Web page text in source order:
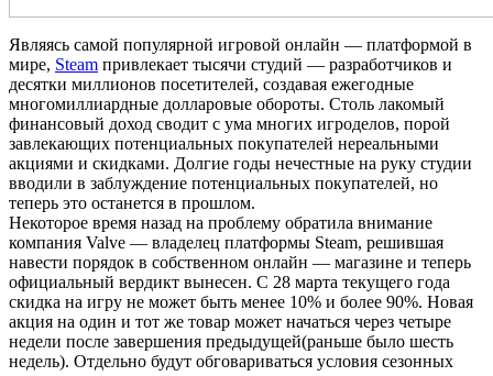
Являясь самой популярной игровой онлайн — платформой в
мире, Steam привлекает тысячи студий — разработчиков и
десятки миллионов посетителей, создавая ежегодные
многомиллиардные долларовые обороты. Столь лакомый
финансовый доход сводит с ума многих игроделов, порой
завлекающих потенциальных покупателей нереальными
акциями и скидками. Долгие годы нечестные на руку студии
вводили в заблуждение потенциальных покупателей, но
теперь это останется в прошлом.
Некоторое время назад на проблему обратила внимание
компания Valve — владелец платформы Steam, решившая
навести порядок в собственном онлайн — магазине и теперь
официальный вердикт вынесен. С 28 марта текущего года
скидка на игру не может быть менее 10% и более 90%. Новая
акция на один и тот же товар может начаться через четыре
недели после завершения предыдущей(раньше было шесть
недель). Отдельно будут обговариваться условия сезонных